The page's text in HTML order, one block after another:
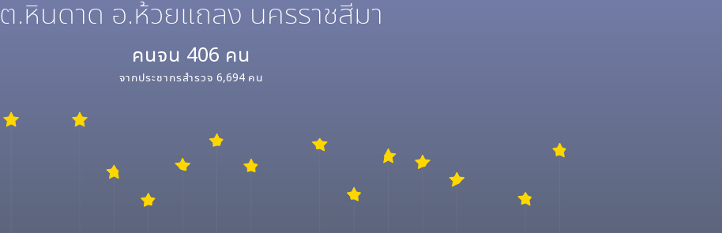
ต.หินดาด อ.ห้วยแถลง นครราชสีมา
คนจน 406 คน
จากประชากรสำรวจ 6,694 คน